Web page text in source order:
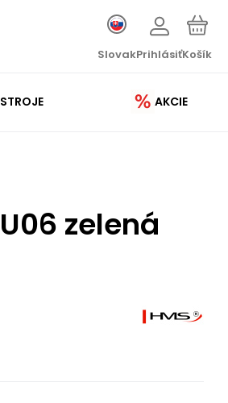
SlovakPrihlásiťKošík
AKCIE
zelená